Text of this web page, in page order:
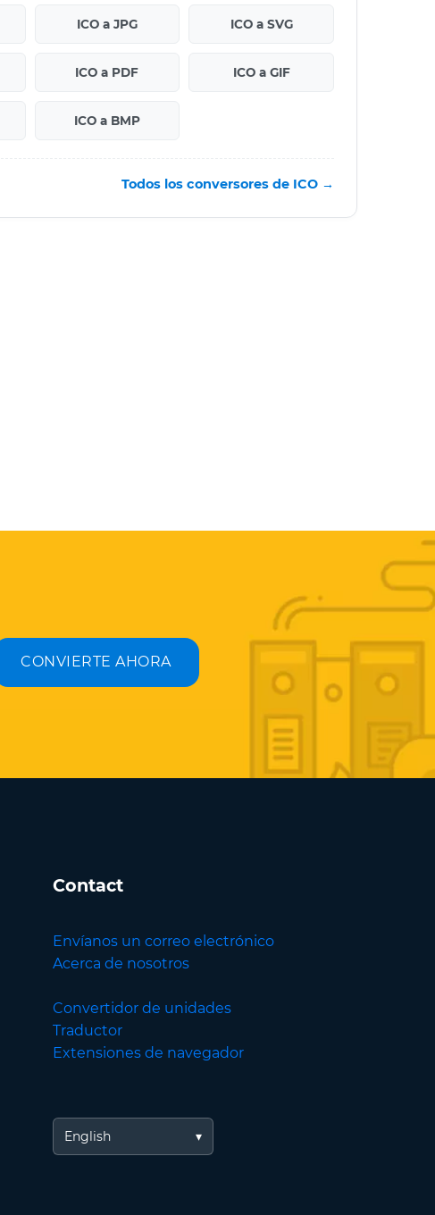
ICO a JPG ICO a SVG
ICO a PDF ICO a GIF
ICO a BMP
Todos los conversores de ICO →
CONVIERTE AHORA
Contact
Envíanos un correo electrónico
Acerca de nosotros
Convertidor de unidades
Traductor
Extensiones de navegador
English